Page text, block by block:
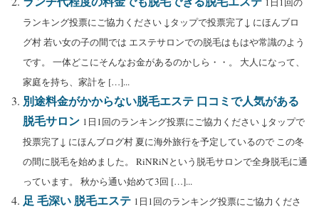
ランキング投票にご協力ください ↓タップで投票完了↓ にほんブロ
グ村 若い女の子の間では エステサロンでの脱毛はもはや常識のよう
です。 一体どこにそんなお金があるのかしら・・。 大人になって、
家庭を持ち、家計を […]...
別途料金がかからない脱毛エステ 口コミで人気がある
脱毛サロン 1日1回のランキング投票にご協力ください ↓タップで
投票完了↓ にほんブログ村 夏に海外旅行を予定しているので この冬
の間に脱毛を始めました。 RiNRiNという脱毛サロンで全身脱毛に通
っています。 秋から通い始めて3回 […]...
足 毛深い 脱毛エステ 1日1回のランキング投票にご協力くださ